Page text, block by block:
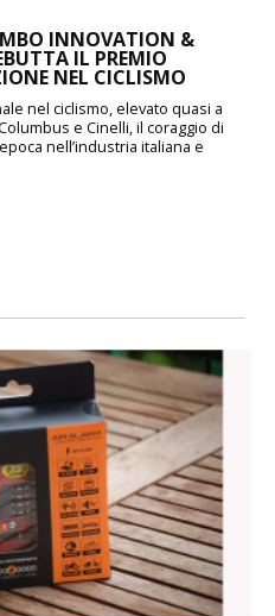
INNOVATION &
IL PREMIO
NEL CICLISMO
nel ciclismo, elevato quasi a
e Cinelli, il coraggio di
nell’industria italiana e